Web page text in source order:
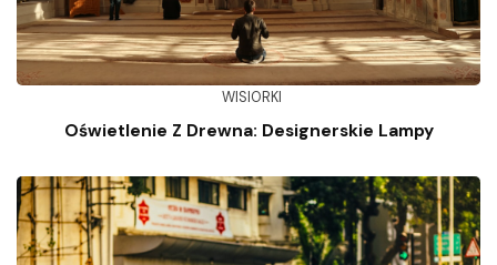
WISIORKI
Oświetlenie Z Drewna: Designerskie Lampy